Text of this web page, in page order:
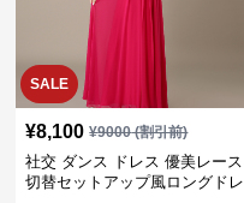
SALE
¥8,100 ¥9000(割引前)
社交 ダンス ドレス 優美レース
切替セットアップ風ロングドレ